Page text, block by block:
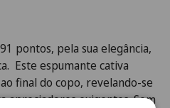
pontos, pela sua elegância,
Este espumante cativa
final do copo, revelando-se
apreciadores exigentes. Sem